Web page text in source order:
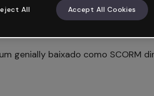
genially baixado como SCORM
All Accept All Cookies